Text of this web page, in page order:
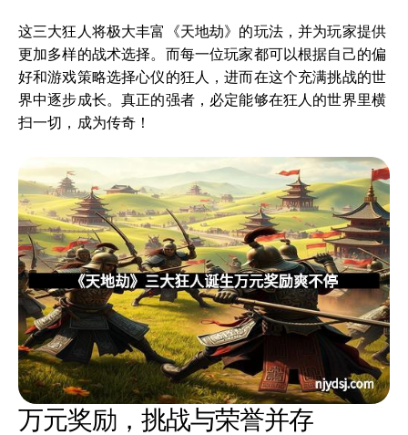
这三大狂人将极大丰富《天地劫》的玩法，并为玩家提供
更加多样的战术选择。而每一位玩家都可以根据自己的偏
好和游戏策略选择心仪的狂人，进而在这个充满挑战的世
界中逐步成长。真正的强者，必定能够在狂人的世界里横
扫一切，成为传奇！
万元奖励，挑战与荣誉并存